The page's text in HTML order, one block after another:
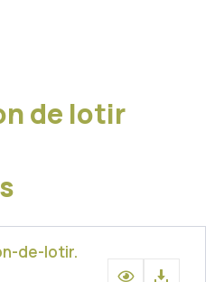
de lotir
de-lotir.